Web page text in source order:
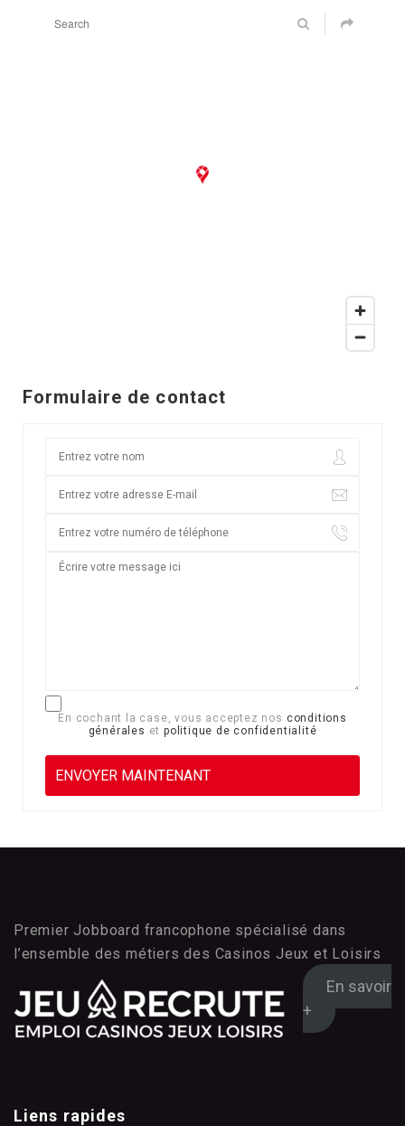
Formulaire de contact
En cochant la case, vous acceptez nos conditions
générales et politique de confidentialité
Premier Jobboard francophone spécialisé dans
l’ensemble des métiers des Casinos Jeux et Loisirs
En savoir
+
Liens rapides